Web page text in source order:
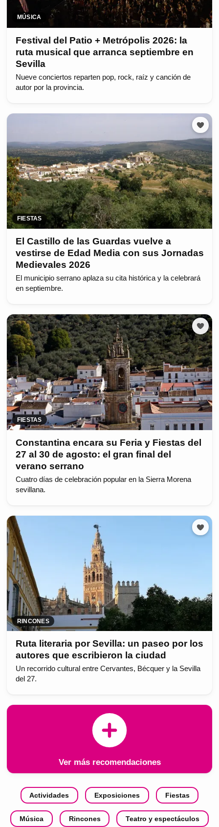
MÚSICA
Festival del Patio + Metrópolis 2026: la
ruta musical que arranca septiembre en
Sevilla
Nueve conciertos reparten pop, rock, raíz y canción de
autor por la provincia.
FIESTAS
El Castillo de las Guardas vuelve a
vestirse de Edad Media con sus Jornadas
Medievales 2026
El municipio serrano aplaza su cita histórica y la celebrará
en septiembre.
FIESTAS
Constantina encara su Feria y Fiestas del
27 al 30 de agosto: el gran final del
verano serrano
Cuatro días de celebración popular en la Sierra Morena
sevillana.
RINCONES
Ruta literaria por Sevilla: un paseo por los
autores que escribieron la ciudad
Un recorrido cultural entre Cervantes, Bécquer y la Sevilla
del 27.
Ver más recomendaciones
Actividades Exposiciones Fiestas
Música Rincones Teatro y espectáculos